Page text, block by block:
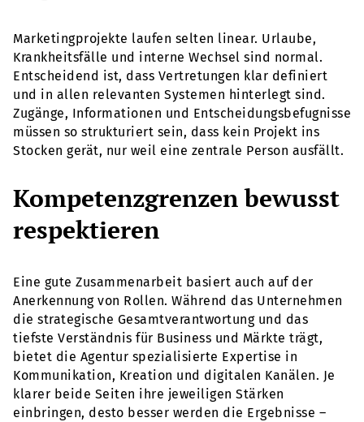
Marketingprojekte laufen selten linear. Urlaube,
Krankheitsfälle und interne Wechsel sind normal.
Entscheidend ist, dass Vertretungen klar definiert
und in allen relevanten Systemen hinterlegt sind.
Zugänge, Informationen und Entscheidungsbefugnisse
müssen so strukturiert sein, dass kein Projekt ins
Stocken gerät, nur weil eine zentrale Person ausfällt.
Kompetenzgrenzen bewusst
respektieren
Eine gute Zusammenarbeit basiert auch auf der
Anerkennung von Rollen. Während das Unternehmen
die strategische Gesamtverantwortung und das
tiefste Verständnis für Business und Märkte trägt,
bietet die Agentur spezialisierte Expertise in
Kommunikation, Kreation und digitalen Kanälen. Je
klarer beide Seiten ihre jeweiligen Stärken
einbringen, desto besser werden die Ergebnisse –